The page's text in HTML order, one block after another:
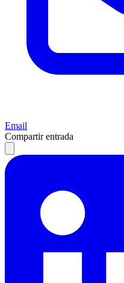
Email
Compartir entrada